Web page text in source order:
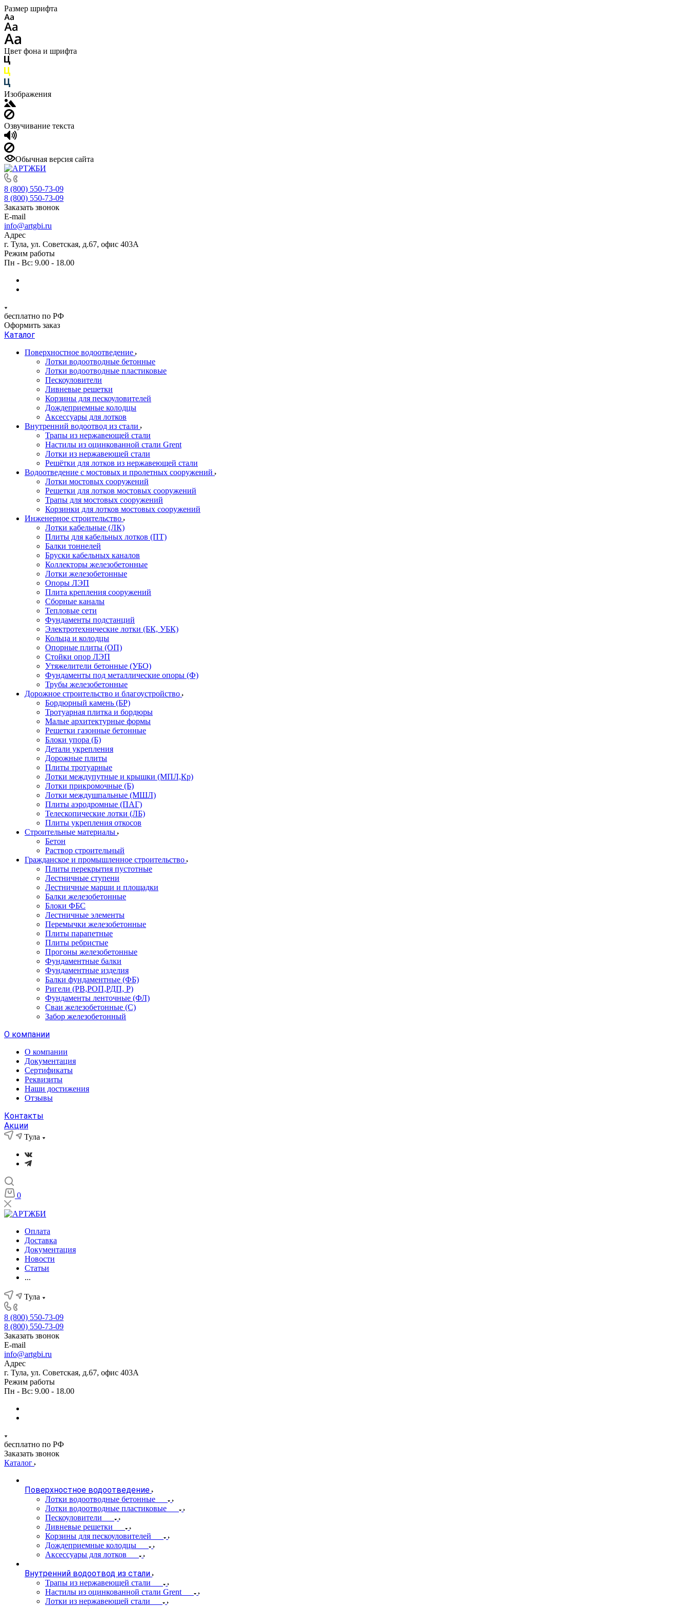
Размер шрифта
Цвет фона и шрифта
Изображения
Озвучивание текста
Обычная версия сайта
8 (800) 550-73-09
8 (800) 550-73-09
Заказать звонок
E-mail
info@artgbi.ru
Адрес
г. Тула, ул. Советская, д.67, офис 403А
Режим работы
Пн - Вс: 9.00 - 18.00
бесплатно по РФ
Оформить заказ
Каталог
Поверхностное водоотведение
Лотки водоотводные бетонные
Лотки водоотводные пластиковые
Пескоуловители
Ливневые решетки
Корзины для пескоуловителей
Дождеприемные колодцы
Аксессуары для лотков
Внутренний водоотвод из стали
Трапы из нержавеющей стали
Настилы из оцинкованной стали Grent
Лотки из нержавеющей стали
Решётки для лотков из нержавеющей стали
Водоотведение с мостовых и пролетных сооружений
Лотки мостовых сооружений
Решетки для лотков мостовых сооружений
Трапы для мостовых сооружений
Корзинки для лотков мостовых сооружений
Инженерное строительство
Лотки кабельные (ЛК)
Плиты для кабельных лотков (ПТ)
Балки тоннелей
Бруски кабельных каналов
Коллекторы железобетонные
Лотки железобетонные
Опоры ЛЭП
Плита крепления сооружений
Сборные каналы
Тепловые сети
Фундаменты подстанций
Электротехнические лотки (БК, УБК)
Кольца и колодцы
Опорные плиты (ОП)
Стойки опор ЛЭП
Утяжелители бетонные (УБО)
Фундаменты под металлические опоры (Ф)
Трубы железобетонные
Дорожное строительство и благоустройство
Бордюрный камень (БР)
Тротуарная плитка и бордюры
Малые архитектурные формы
Решетки газонные бетонные
Блоки упора (Б)
Детали укрепления
Дорожные плиты
Плиты тротуарные
Лотки междупутные и крышки (МПЛ,Кр)
Лотки прикромочные (Б)
Лотки междушпальные (МШЛ)
Плиты аэродромные (ПАГ)
Телескопические лотки (ЛБ)
Плиты укрепления откосов
Строительные материалы
Бетон
Раствор строительный
Гражданское и промышленное строительство
Плиты перекрытия пустотные
Лестничные ступени
Лестничные марши и площадки
Балки железобетонные
Блоки ФБС
Лестничные элементы
Перемычки железобетонные
Плиты парапетные
Плиты ребристые
Прогоны железобетонные
Фундаментные балки
Фундаментные изделия
Балки фундаментные (ФБ)
Ригели (РВ,РОП,РДП, Р)
Фундаменты ленточные (ФЛ)
Сваи железобетонные (С)
Забор железобетонный
О компании
О компании
Документация
Сертификаты
Реквизиты
Наши достижения
Отзывы
Контакты
Акции
Тула
0
Оплата
Доставка
Документация
Новости
Статьи
...
Тула
8 (800) 550-73-09
8 (800) 550-73-09
Заказать звонок
E-mail
info@artgbi.ru
Адрес
г. Тула, ул. Советская, д.67, офис 403А
Режим работы
Пн - Вс: 9.00 - 18.00
бесплатно по РФ
Заказать звонок
Каталог
Поверхностное водоотведение
Лотки водоотводные бетонные
Лотки водоотводные пластиковые
Пескоуловители
Ливневые решетки
Корзины для пескоуловителей
Дождеприемные колодцы
Аксессуары для лотков
Внутренний водоотвод из стали
Трапы из нержавеющей стали
Настилы из оцинкованной стали Grent
Лотки из нержавеющей стали